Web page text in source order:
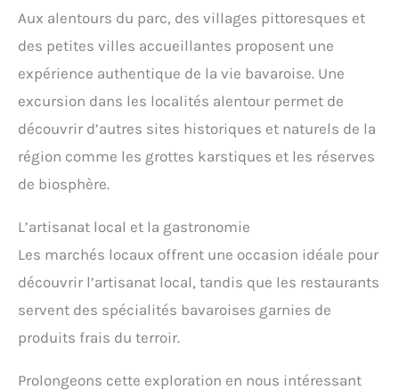
Aux alentours du parc, des villages pittoresques et
des petites villes accueillantes proposent une
expérience authentique de la vie bavaroise. Une
excursion dans les localités alentour permet de
découvrir d’autres sites historiques et naturels de la
région comme les grottes karstiques et les réserves
de biosphère.
L’artisanat local et la gastronomie
Les marchés locaux offrent une occasion idéale pour
découvrir l’artisanat local, tandis que les restaurants
servent des spécialités bavaroises garnies de
produits frais du terroir.
Prolongeons cette exploration en nous intéressant